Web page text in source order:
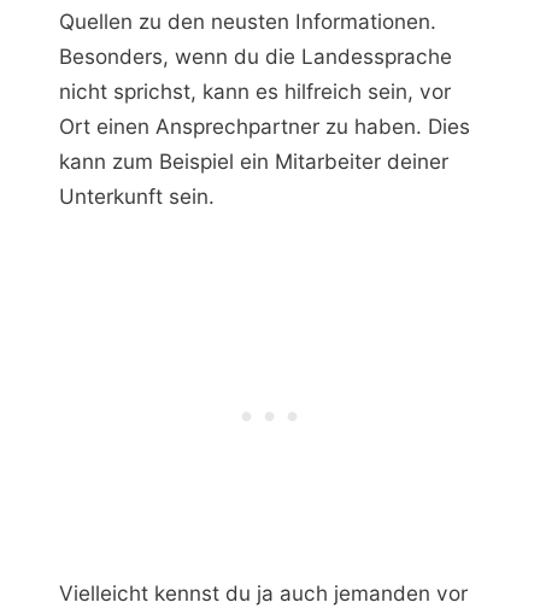
Quellen zu den neusten Informationen.
Besonders, wenn du die Landessprache
nicht sprichst, kann es hilfreich sein, vor
Ort einen Ansprechpartner zu haben. Dies
kann zum Beispiel ein Mitarbeiter deiner
Unterkunft sein.
Vielleicht kennst du ja auch jemanden vor